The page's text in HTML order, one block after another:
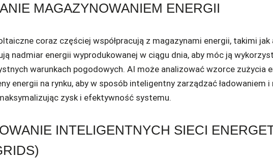
MAGAZYNOWANIEM ENERGII
coraz częściej współpracują z magazynami energii, takimi
nadmiar energii wyprodukowanej w ciągu dnia, aby móc ją
warunkach pogodowych. AI może analizować wzorce zużycia
energii na rynku, aby w sposób inteligentny zarządzać ładowaniem i
zysk i efektywność systemu.
INTELIGENTNYCH SIECI